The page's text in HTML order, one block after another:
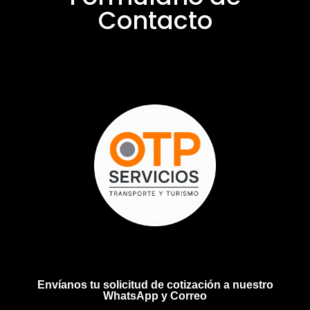
Contacto
Envíanos tu solicitud de cotización a nuestro
WhatsApp y Correo